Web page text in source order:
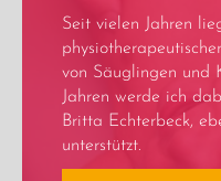
Seit vielen Jahren
von Säuglingen und
Jahren werde ich
Britta Echterbeck,
unterstützt.